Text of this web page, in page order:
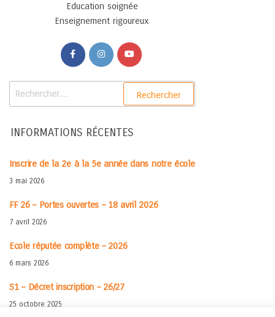
Education soignée
Enseignement rigoureux
INFORMATIONS RÉCENTES
Inscrire de la 2e à la 5e année dans notre école
3 mai 2026
FF 26 – Portes ouvertes – 18 avril 2026
7 avril 2026
Ecole réputée complète – 2026
6 mars 2026
S1 – Décret inscription – 26/27
25 octobre 2025